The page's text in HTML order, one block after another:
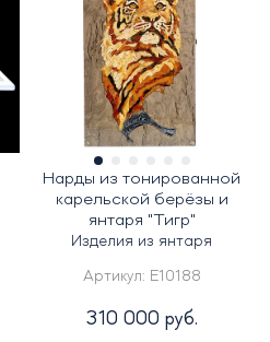
Нарды из тонированной
карельской берёзы и
янтаря "Тигр"
Изделия из янтаря
Артикул: E10188
310 000 руб.